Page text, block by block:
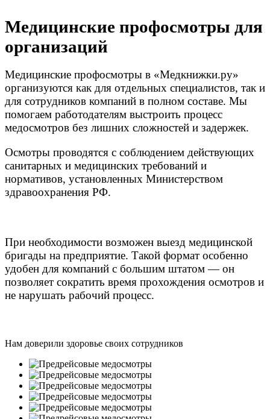
Медицинские профосмотры для
организаций
Медицинские профосмотры в «Медкнижки.ру»
организуются как для отдельных специалистов, так и
для сотрудников компаний в полном составе. Мы
помогаем работодателям выстроить процесс
медосмотров без лишних сложностей и задержек.
Осмотры проводятся с соблюдением действующих
санитарных и медицинских требований и
нормативов, установленных Министерством
здравоохранения РФ.
При необходимости возможен выезд медицинской
бригады на предприятие. Такой формат особенно
удобен для компаний с большим штатом — он
позволяет сократить время прохождения осмотров и
не нарушать рабочий процесс.
Нам доверили здоровье своих сотрудников